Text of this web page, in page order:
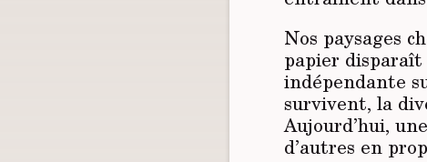
Nos paysages
papier disparaît
indépendante
survivent, la
Aujourd’hui,
d’autres en